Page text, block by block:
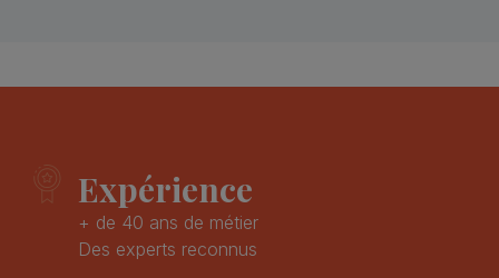
Expérience
+ de 40 ans de métier
Des experts reconnus